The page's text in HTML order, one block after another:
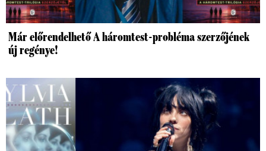
Már előrendelhető A háromtest-probléma szerzőjének
új regénye!